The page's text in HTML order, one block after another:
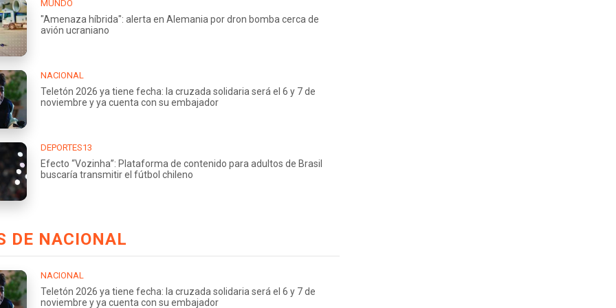
MUNDO
"Amenaza híbrida": alerta en Alemania por dron bomba cerca de
avión ucraniano
NACIONAL
Teletón 2026 ya tiene fecha: la cruzada solidaria será el 6 y 7 de
noviembre y ya cuenta con su embajador
DEPORTES13
Efecto “Vozinha”: Plataforma de contenido para adultos de Brasil
buscaría transmitir el fútbol chileno
DE NACIONAL
NACIONAL
Teletón 2026 ya tiene fecha: la cruzada solidaria será el 6 y 7 de
noviembre y ya cuenta con su embajador